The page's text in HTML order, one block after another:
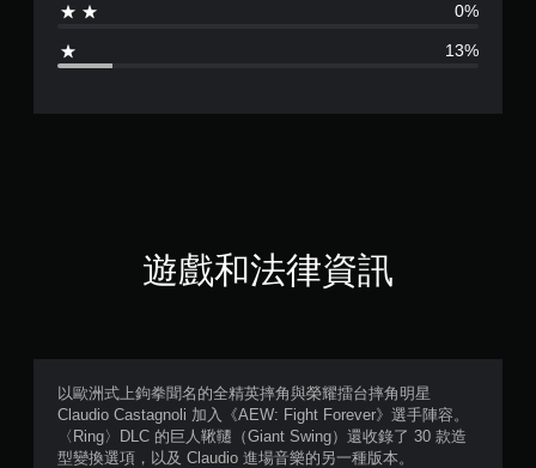
4
5
顆
0%
13%
遊戲和法律資訊
以歐洲式上鉤拳聞名的全精英摔角與榮耀擂台摔角明星
Claudio Castagnoli 加入《AEW: Fight Forever》選手陣容。
〈Ring〉DLC 的巨人鞦韆（Giant Swing）還收錄了 30 款造
型變換選項，以及 Claudio 進場音樂的另一種版本。